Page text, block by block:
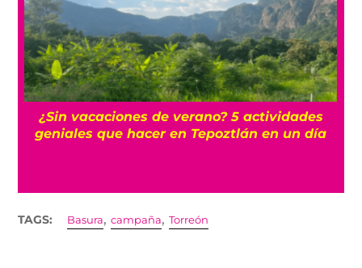
de verano? 5 actividades
hacer en Tepoztlán en un día
La historia
los más
TAGS: Basura,campaña,Torreón